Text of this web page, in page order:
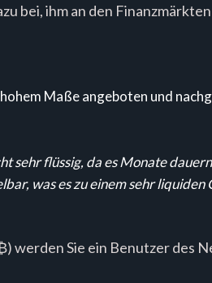
bei, ihm an den
Maße angeboten und
sehr flüssig, da es Monate
was es zu einem sehr liquiden
werden Sie ein Benutzer des